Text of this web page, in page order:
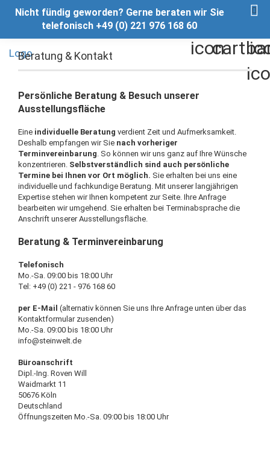
Nicht fündig geworden? Gerne beraten wir Sie
telefonisch +49 (0) 221 976 168 60
Beratung & Kontakt
Persönliche Beratung & Besuch unserer
Ausstellungsfläche
Eine individuelle Beratung verdient Zeit und Aufmerksamkeit.
Deshalb empfangen wir Sie nach vorheriger
Terminvereinbarung. So können wir uns ganz auf Ihre Wünsche
konzentrieren. Selbstverständlich sind auch persönliche
Termine bei Ihnen vor Ort möglich. Sie erhalten bei uns eine
individuelle und fachkundige Beratung. Mit unserer langjährigen
Expertise stehen wir Ihnen kompetent zur Seite. Ihre Anfrage
bearbeiten wir umgehend. Sie erhalten bei Terminabsprache die
Anschrift unserer Ausstellungsfläche.
Beratung & Terminvereinbarung
Telefonisch
Mo.-Sa. 09:00 bis 18:00 Uhr
Tel: +49 (0) 221 - 976 168 60
per E-Mail (alternativ können Sie uns Ihre Anfrage unten über das
Kontaktformular zusenden)
Mo.-Sa. 09:00 bis 18:00 Uhr
info@steinwelt.de
Büroanschrift
Dipl.-Ing. Roven Will
Waidmarkt 11
50676 Köln
Deutschland
Öffnungszeiten Mo.-Sa. 09:00 bis 18:00 Uhr